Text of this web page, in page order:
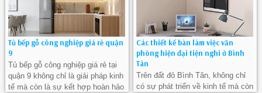
Tủ bếp gỗ công nghiệp giá rẻ quận
9
Tủ bếp gỗ công nghiệp giá rẻ tại
quận 9 không chỉ là giải pháp kinh
tế mà còn là sự kết hợp hoàn hảo
Các thiết kế bàn làm việc văn
phòng hiện đại tiện nghi ở Bình
Tân
Trên đất đỏ Bình Tân, không chỉ
có sự phát triển về kinh tế mà còn